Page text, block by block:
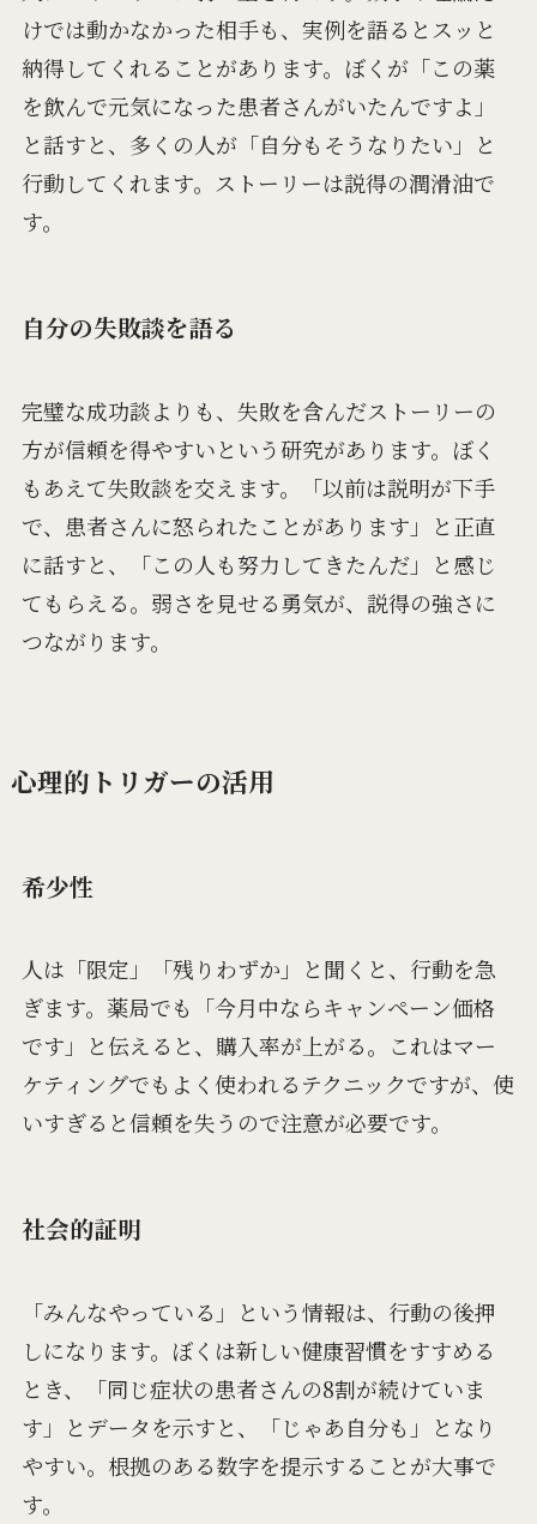
けでは動かなかった相手も、実例を語るとスッと
納得してくれることがあります。ぼくが「この薬
を飲んで元気になった患者さんがいたんですよ」
と話すと、多くの人が「自分もそうなりたい」と
行動してくれます。ストーリーは説得の潤滑油で
す。
自分の失敗談を語る
完璧な成功談よりも、失敗を含んだストーリーの
方が信頼を得やすいという研究があります。ぼく
もあえて失敗談を交えます。「以前は説明が下手
で、患者さんに怒られたことがあります」と正直
に話すと、「この人も努力してきたんだ」と感じ
てもらえる。弱さを見せる勇気が、説得の強さに
つながります。
心理的トリガーの活用
希少性
人は「限定」「残りわずか」と聞くと、行動を急
ぎます。薬局でも「今月中ならキャンペーン価格
です」と伝えると、購入率が上がる。これはマー
ケティングでもよく使われるテクニックですが、使
いすぎると信頼を失うので注意が必要です。
社会的証明
「みんなやっている」という情報は、行動の後押
しになります。ぼくは新しい健康習慣をすすめる
とき、「同じ症状の患者さんの8割が続けていま
す」とデータを示すと、「じゃあ自分も」となり
やすい。根拠のある数字を提示することが大事で
す。